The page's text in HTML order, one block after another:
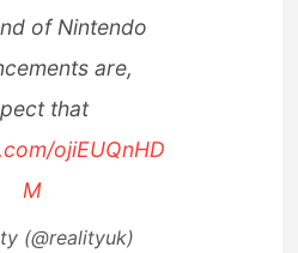
of Nintendo
are,
that
ojiEUQnHD
M
(@realityuk)